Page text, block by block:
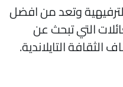
وتعد من افضل
التي تبحث عن
التايلاندية.